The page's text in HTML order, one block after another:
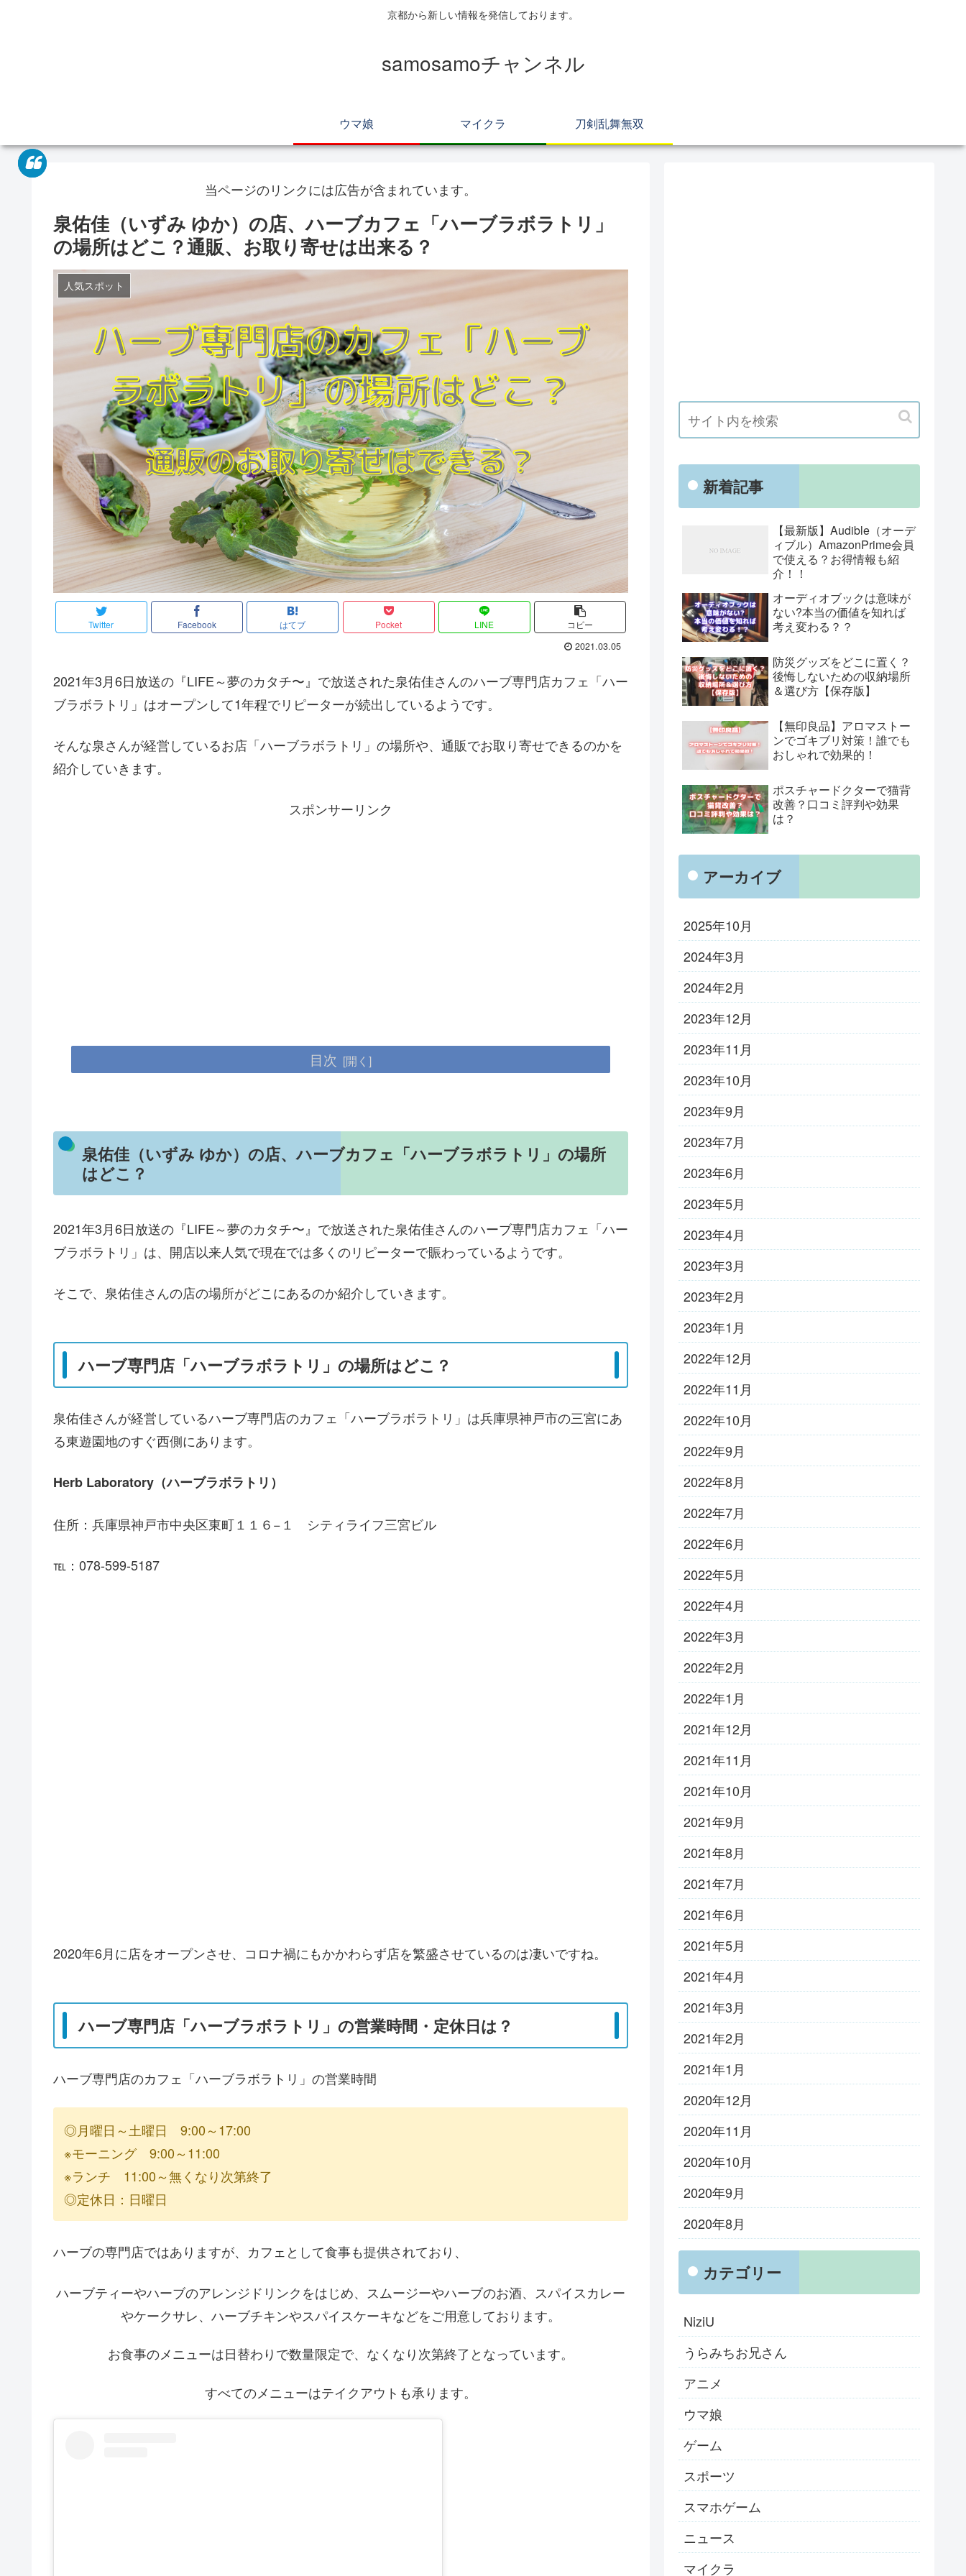
京都から新しい情報を発信しております。
samosamoチャンネル
ウマ娘 マイクラ 刀剣乱舞無双
当ページのリンクには広告が含まれています。
泉佑佳（いずみ ゆか）の店、ハーブカフェ「ハーブラボラトリ」
の場所はどこ？通販、お取り寄せは出来る？
人気スポット
Twitter Facebook はてブ Pocket LINE コピー
2021.03.05
2021年3月6日放送の『LIFE～夢のカタチ〜』で放送された泉佑佳さんのハーブ専門店カフェ「ハー
ブラボラトリ」はオープンして1年程でリピーターが続出しているようです。
そんな泉さんが経営しているお店「ハーブラボラトリ」の場所や、通販でお取り寄せできるのかを
紹介していきます。
スポンサーリンク
目次
泉佑佳（いずみ ゆか）の店、ハーブカフェ「ハーブラボラトリ」の場所
はどこ？
2021年3月6日放送の『LIFE～夢のカタチ〜』で放送された泉佑佳さんのハーブ専門店カフェ「ハー
ブラボラトリ」は、開店以来人気で現在では多くのリピーターで賑わっているようです。
そこで、泉佑佳さんの店の場所がどこにあるのか紹介していきます。
ハーブ専門店「ハーブラボラトリ」の場所はどこ？
泉佑佳さんが経営しているハーブ専門店のカフェ「ハーブラボラトリ」は兵庫県神戸市の三宮にあ
る東遊園地のすぐ西側にあります。
Herb Laboratory（ハーブラボラトリ）
住所：兵庫県神戸市中央区東町１１６−１ シティライフ三宮ビル
℡：078-599-5187
2020年6月に店をオープンさせ、コロナ禍にもかかわらず店を繁盛させているのは凄いですね。
ハーブ専門店「ハーブラボラトリ」の営業時間・定休日は？
ハーブ専門店のカフェ「ハーブラボラトリ」の営業時間
◎月曜日～土曜日 9:00～17:00
※モーニング 9:00～11:00
※ランチ 11:00～無くなり次第終了
◎定休日：日曜日
ハーブの専門店ではありますが、カフェとして食事も提供されており、
ハーブティーやハーブのアレンジドリンクをはじめ、スムージーやハーブのお酒、スパイスカレー
やケークサレ、ハーブチキンやスパイスケーキなどをご用意しております。
お食事のメニューは日替わりで数量限定で、なくなり次第終了となっています。
すべてのメニューはテイクアウトも承ります。
新着記事
【最新版】Audible（オーデ
ィブル）AmazonPrime会員
で使える？お得情報も紹
介！！
オーディオブックは意味が
ない?本当の価値を知れば
考え変わる？？
防災グッズをどこに置く？
後悔しないための収納場所
＆選び方【保存版】
【無印良品】アロマストー
ンでゴキブリ対策！誰でも
おしゃれで効果的！
ポスチャードクターで猫背
改善？口コミ評判や効果
は？
アーカイブ
2025年10月
2024年3月
2024年2月
2023年12月
2023年11月
2023年10月
2023年9月
2023年7月
2023年6月
2023年5月
2023年4月
2023年3月
2023年2月
2023年1月
2022年12月
2022年11月
2022年10月
2022年9月
2022年8月
2022年7月
2022年6月
2022年5月
2022年4月
2022年3月
2022年2月
2022年1月
2021年12月
2021年11月
2021年10月
2021年9月
2021年8月
2021年7月
2021年6月
2021年5月
2021年4月
2021年3月
2021年2月
2021年1月
2020年12月
2020年11月
2020年10月
2020年9月
2020年8月
カテゴリー
NiziU
うらみちお兄さん
アニメ
ウマ娘
ゲーム
スポーツ
スマホゲーム
ニュース
マイクラ